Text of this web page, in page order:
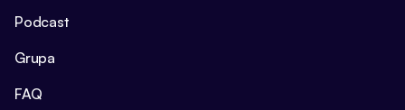
Podcast
Grupa
FAQ